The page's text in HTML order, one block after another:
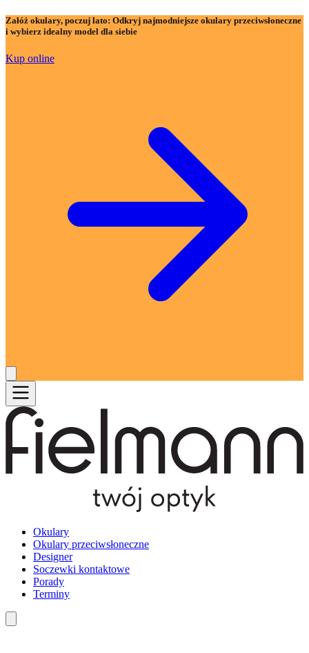
Załóż okulary, poczuj lato: Odkryj najmodniejsze okulary przeciwsłoneczne
i wybierz idealny model dla siebie
Kup online
Okulary
Okulary przeciwsłoneczne
Designer
Soczewki kontaktowe
Porady
Terminy